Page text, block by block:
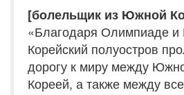
[болельщик из Южной
«Благодаря Олимпиаде
Корейский полуостров
дорогу к миру между
Кореей, а также между